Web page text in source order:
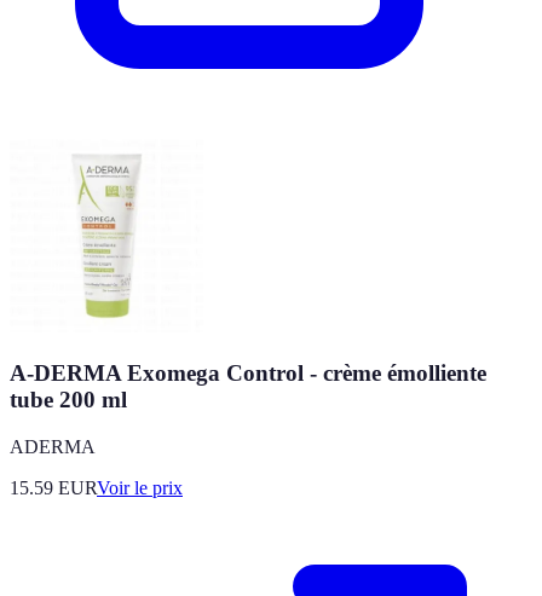
A-DERMA Exomega Control - crème émolliente
tube 200 ml
ADERMA
15.59 EURVoir le prix